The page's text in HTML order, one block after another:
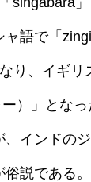
語で「
り、イギリ
）」となっ
、インドの
説である。